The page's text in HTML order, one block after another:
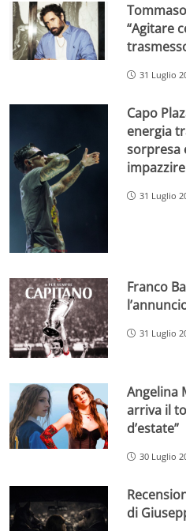
“Agitare
31 Luglio
Capo
energia
sorpresa
31 Luglio
Franco
31 Luglio
Angelina
arriva il
d’estate”
30 Luglio
di